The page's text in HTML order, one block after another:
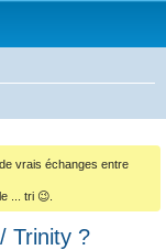
vrais échanges entre
... tri 😉.
Trinity ?